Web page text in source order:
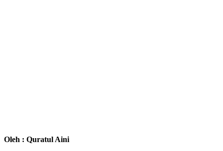
Oleh : Quratul Aini